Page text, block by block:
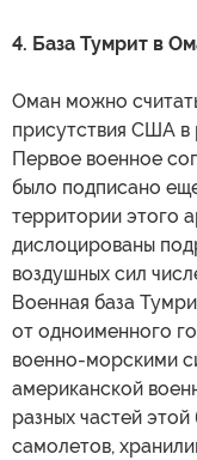
4. База Тумрит в
Оман можно
присутствия США в
Первое военное
было подписано
территории этого
дислоцированы
воздушных сил
Военная база
от одноименного
военно-морскими
американской
разных частей
самолетов,